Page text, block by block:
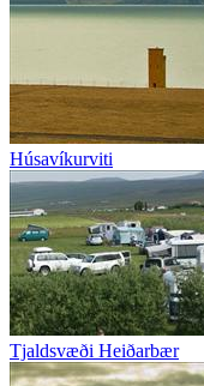
Húsavíkurviti
Tjaldsvæði Heiðarbær